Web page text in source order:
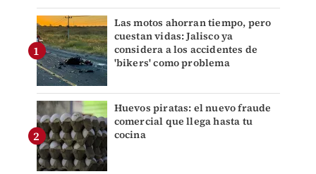
Las motos ahorran tiempo, pero
cuestan vidas: Jalisco ya
considera a los accidentes de
'bikers' como problema
Huevos piratas: el nuevo fraude
comercial que llega hasta tu
cocina